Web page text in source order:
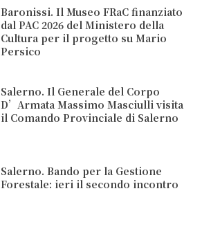
Baronissi. Il Museo FRaC finanziato
dal PAC 2026 del Ministero della
Cultura per il progetto su Mario
Persico
Salerno. Il Generale del Corpo
D’Armata Massimo Masciulli visita
il Comando Provinciale di Salerno
Salerno. Bando per la Gestione
Forestale: ieri il secondo incontro